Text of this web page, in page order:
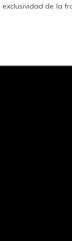
de la